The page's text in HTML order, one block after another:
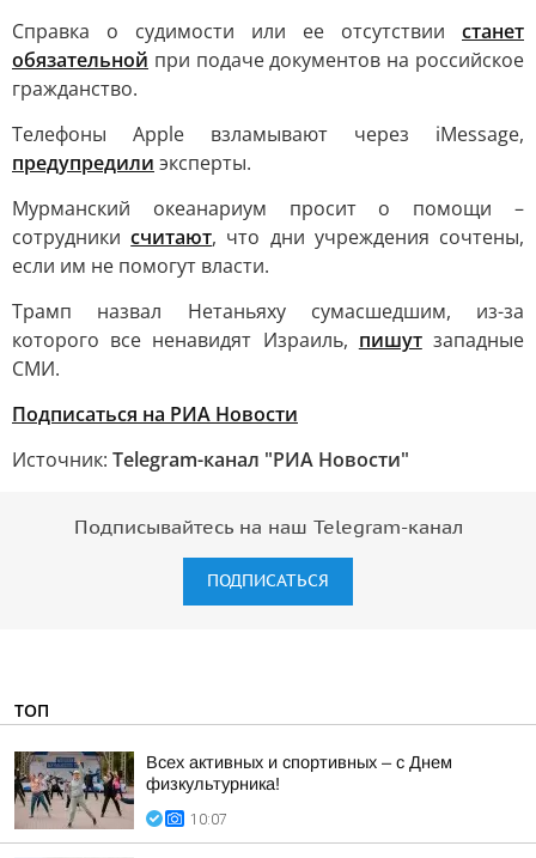
Справка о судимости или ее отсутствии станет
обязательной при подаче документов на российское
гражданство.
Телефоны Apple взламывают через iMessage,
предупредили эксперты.
Мурманский океанариум просит о помощи –
сотрудникисчитают, что дни учреждения сочтены,
если им не помогут власти.
Трамп назвал Нетаньяху сумасшедшим, из-за
которого все ненавидят Израиль, пишутзападные
СМИ.
Подписаться на РИА Новости
Источник: Telegram-канал "РИА Новости"
Подписывайтесь на наш Telegram-канал
ПОДПИСАТЬСЯ
ТОП
Всех активных и спортивных – с Днем
физкультурника!
10:07